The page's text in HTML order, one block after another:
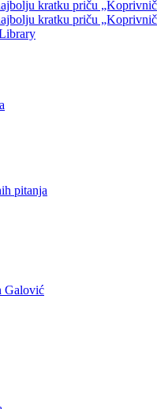
kratku priču
kratku priču
pitanja
Galović